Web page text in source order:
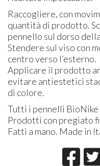
Raccogliere, con
quantità di prodotto.
pennello sul dorso
Stendere sul viso con
centro verso l’esterno.
Applicare il prodotto
evitare antiestetici
di colore.
Tutti i pennelli
Prodotti con pregiato
Fatti a mano. Made in